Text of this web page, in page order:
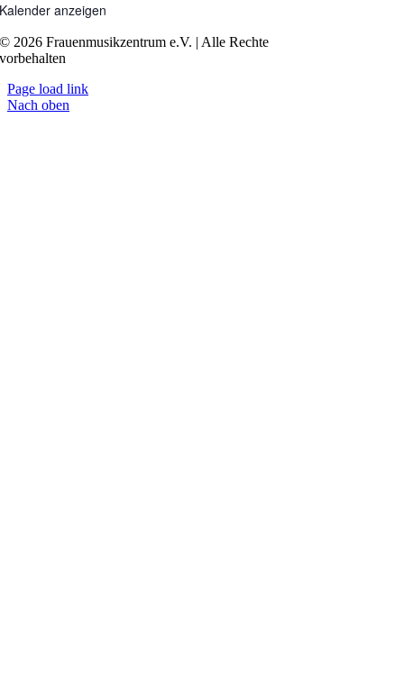
Kalender anzeigen
© 2026 Frauenmusikzentrum e.V. | Alle Rechte
vorbehalten
Page load link
Nach oben